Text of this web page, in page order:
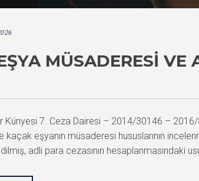
MÜSADERESI
Künyesi 7. Ceza Dairesi – 2014/30146 –
kaçak eşyanın müsaderesi hususlarının
adli para cezasının hesaplanmasındaki